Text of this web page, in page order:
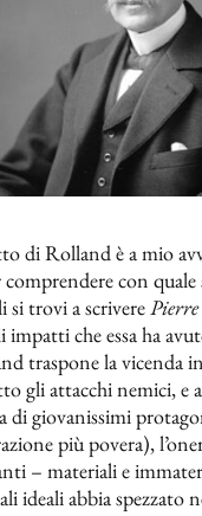
di Rolland è a mio
con
si trovi a scrivere
impatti che essa ha
traspone la vicenda
gli attacchi nemici, e
di giovanissimi
più povera),
– materiali e
ideali abbia spezzato